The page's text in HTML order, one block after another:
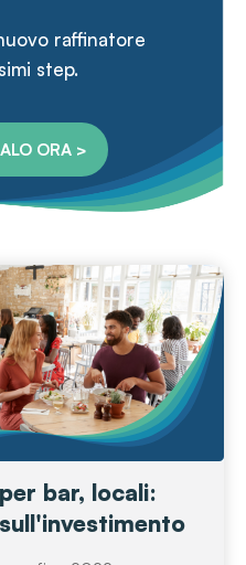
raffinatore
step.
ORA >
bar, locali: